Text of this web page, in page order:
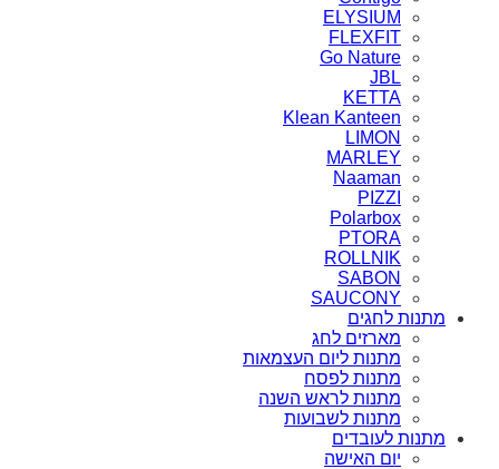
ELYSIUM
FLEXFIT
Go Nature
JBL
KETTA
Klean Kanteen
LIMON
MARLEY
Naaman
PIZZI
Polarbox
PTORA
ROLLNIK
SABON
SAUCONY
מתנות לחגים
מארזים לחג
מתנות ליום העצמאות
מתנות לפסח
מתנות לראש השנה
מתנות לשבועות
מתנות לעובדים
יום האישה